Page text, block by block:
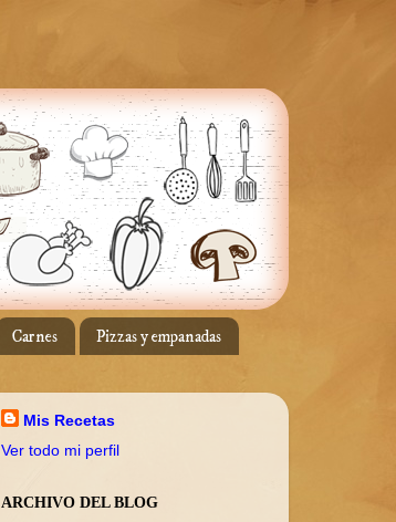
Carnes
Pizzas y empanadas
Mis Recetas
Ver todo mi perfil
ARCHIVO DEL BLOG